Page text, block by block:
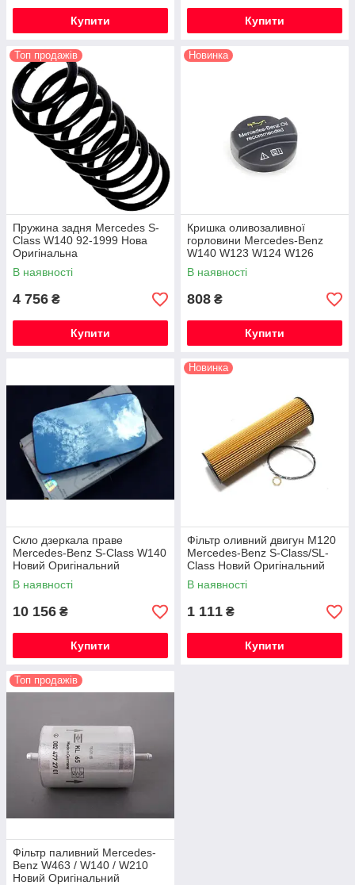
Купити Купити
Топ продажів
Пружина задня Mercedes S-
Class W140 92-1999 Нова
Оригінальна
В наявності
4 756 ₴
Купити
Новинка
Кришка оливозаливної
горловини Mercedes-Benz
W140 W123 W124 W126
R129 Нова Оригінальна
В наявності
808 ₴
Купити
Скло дзеркала праве
Mercedes-Benz S-Class W140
Новий Оригінальний
В наявності
10 156 ₴
Купити
Новинка
Фільтр оливний двигун M120
Mercedes-Benz S-Class/SL-
Class Новий Оригінальний
В наявності
1 111 ₴
Купити
Топ продажів
Фільтр паливний Mercedes-
Benz W463 / W140 / W210
Новий Оригінальний